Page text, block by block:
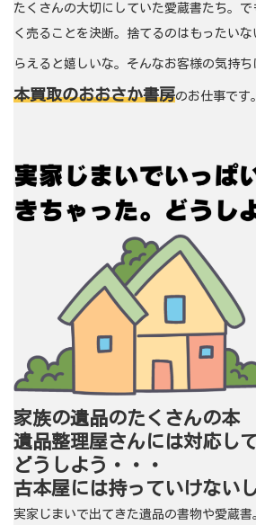
たくさんの大切にしていた愛蔵書たち。
く売ることを決断。捨てるのはもったい
らえると嬉しいな。そんなお客様の気持
本買取のおおさか書房のお仕事です。
家族の遺品のたくさんの本
遺品整理屋さんには対応し
どうしよう・・・
古本屋には持っていけない
実家じまいで出てきた遺品の書物や愛蔵